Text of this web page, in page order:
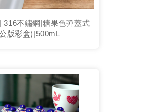
316不鏽鋼|糖果色彈蓋式
版彩盒)|500mL